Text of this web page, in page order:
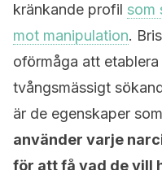
kränkande profil som
mot manipulation.
oförmåga att
tvångsmässigt
är de egenskaper
använder varje
för att få vad de vill